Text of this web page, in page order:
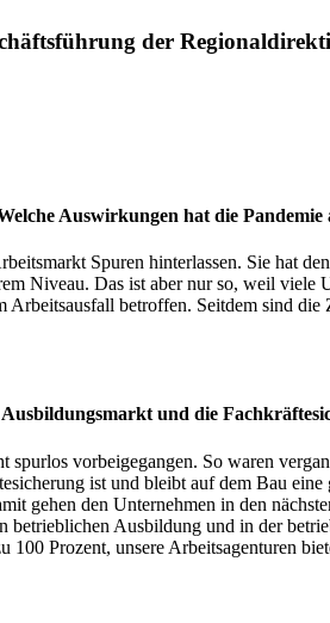
der
Auswirkungen hat die Pandemie
Spuren hinterlassen. Sie hat
Niveau. Das ist aber nur so, weil
Arbeitsausfall betroffen. Seitdem sind
und die
spurlos vorbeigegangen. So waren
ist und bleibt auf dem Bau
gehen den Unternehmen in den
betrieblichen Ausbildung und in der
Prozent, unsere Arbeitsagenturen